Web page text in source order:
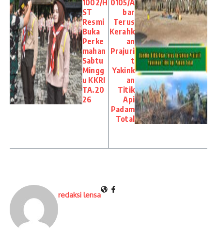
1002/H
ST
Resmi
Buka
Perke
mahan
Sabtu
Mingg
u KKRI
TA.20
26
0105/A
bar
Terus
Kerahk
an
Prajuri
t
Yakink
an
Titik
Api
Padam
Total
redaksi lensa